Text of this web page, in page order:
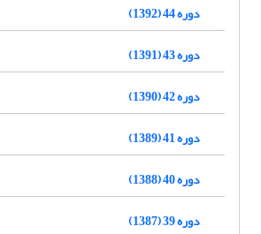
دوره 44 (1392)
دوره 43 (1391)
دوره 42 (1390)
دوره 41 (1389)
دوره 40 (1388)
دوره 39 (1387)